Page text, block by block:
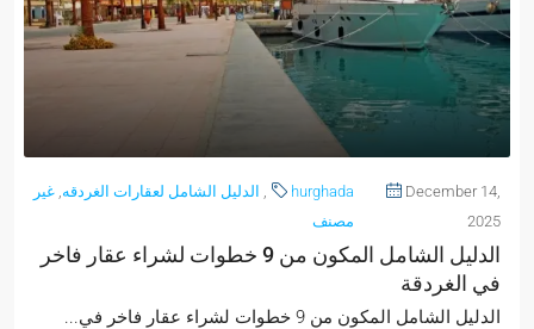
December 14,
2025
hurghada الدليل الشامل لعقارات الغردقه غير
مصنف
الدليل الشامل المكون من 9 خطوات لشراء عقار فاخر
في الغردقة
الدليل الشامل المكون من 9 خطوات لشراء عقار فاخر في...